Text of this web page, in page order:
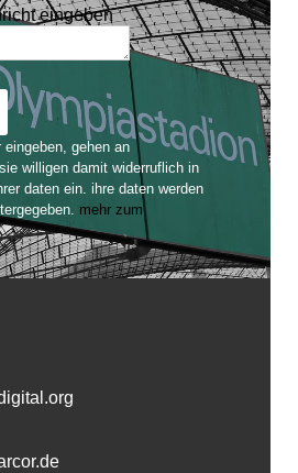
eingeben
gehen an
willigen damit widerruflich in
daten ein. ihre daten werden
mehr zum